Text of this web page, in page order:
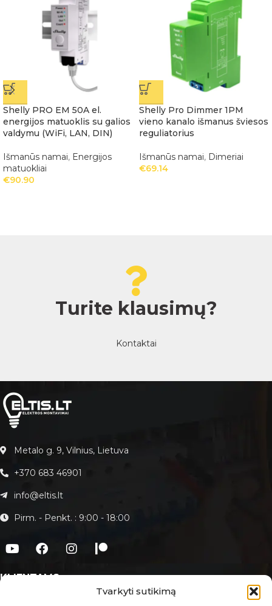
Tvarkyti sutikimą
Shelly PRO EM 50A el.
energijos matuoklis su galios
valdymu (WiFi, LAN, DIN)
Išmanūs namai, Energijos
matuokliai
€90.90
Shelly Pro Dimmer 1PM
vieno kanalo išmanus šviesos
reguliatorius
Išmanūs namai, Dimeriai
€69.14
Turite klausimų?
Kontaktai
Metalo g. 9, Vilnius, Lietuva
+370 683 46901
info@eltis.lt
Pirm. - Penkt. : 9:00 - 18:00
KLIENTAMS